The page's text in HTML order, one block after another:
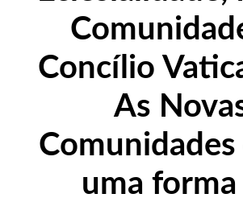
Concílio
As
uma forma